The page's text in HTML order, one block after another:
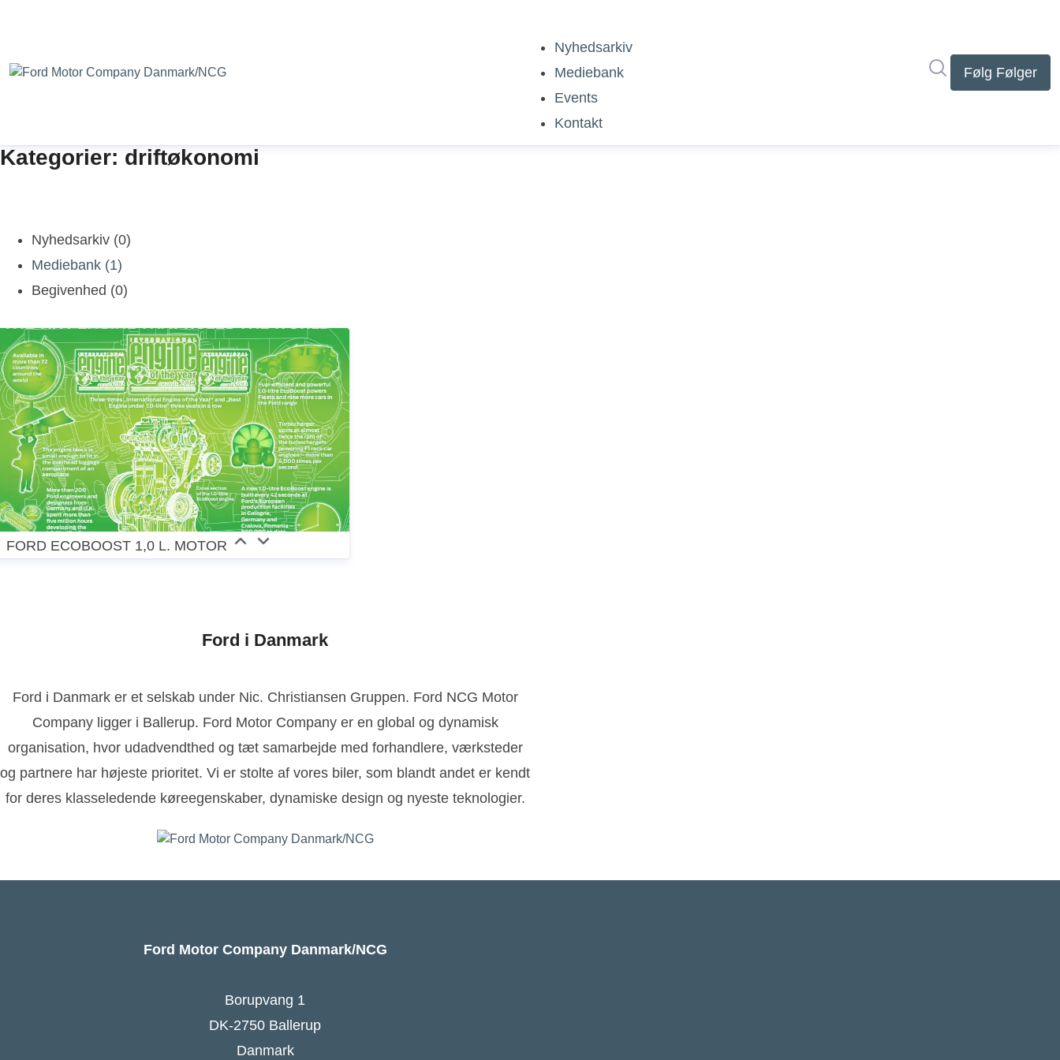
Nyhedsarkiv
Mediebank
Events
Kontakt
Følg Følger
Kategorier: driftøkonomi
Nyhedsarkiv (0)
Mediebank (1)
Begivenhed (0)
FORD ECOBOOST 1,0 L. MOTOR
Ford i Danmark
Ford i Danmark er et selskab under Nic. Christiansen Gruppen. Ford NCG Motor
Company ligger i Ballerup. Ford Motor Company er en global og dynamisk
organisation, hvor udadvendthed og tæt samarbejde med forhandlere, værksteder
og partnere har højeste prioritet. Vi er stolte af vores biler, som blandt andet er kendt
for deres klasseledende køreegenskaber, dynamiske design og nyeste teknologier.
Ford Motor Company Danmark/NCG
Borupvang 1
DK-2750 Ballerup
Danmark